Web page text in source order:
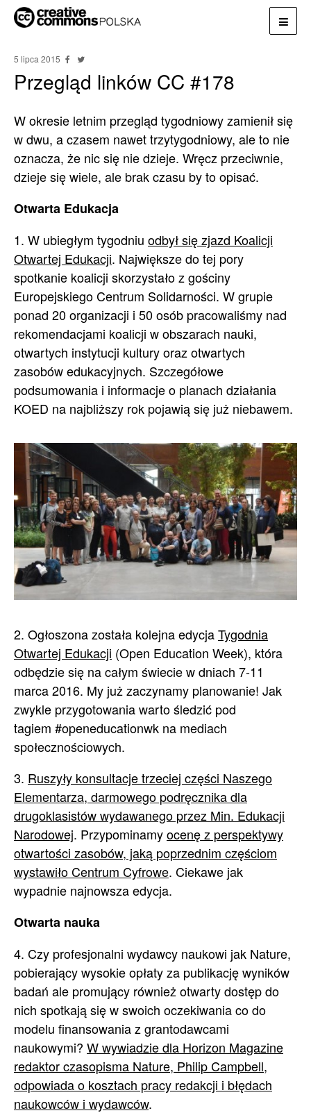
5 lipca 2015
Przegląd linków CC #178
W okresie letnim przegląd tygodniowy zamienił się
w dwu, a czasem nawet trzytygodniowy, ale to nie
oznacza, że nic się nie dzieje. Wręcz przeciwnie,
dzieje się wiele, ale brak czasu by to opisać.
Otwarta Edukacja
1. W ubiegłym tygodniu odbył się zjazd Koalicji
Otwartej Edukacji. Największe do tej pory
spotkanie koalicji skorzystało z gościny
Europejskiego Centrum Solidarności. W grupie
ponad 20 organizacji i 50 osób pracowaliśmy nad
rekomendacjami koalicji w obszarach nauki,
otwartych instytucji kultury oraz otwartych
zasobów edukacyjnych. Szczegółowe
podsumowania i informacje o planach działania
KOED na najbliższy rok pojawią się już niebawem.
2. Ogłoszona została kolejna edycjaTygodnia
Otwartej Edukacji (Open Education Week), która
odbędzie się na całym świecie w dniach 7-11
marca 2016. My już zaczynamy planowanie! Jak
zwykle przygotowania warto śledzić pod
tagiem #openeducationwk na mediach
społecznościowych.
3. Ruszyły konsultacje trzeciej części Naszego
Elementarza, darmowego podręcznika dla
drugoklasistów wydawanego przez Min. Edukacji
Narodowej. Przypominamyocenę z perspektywy
otwartości zasobów, jaką poprzednim częściom
wystawiło Centrum Cyfrowe. Ciekawe jak
wypadnie najnowsza edycja.
Otwarta nauka
4. Czy profesjonalni wydawcy naukowi jak Nature,
pobierający wysokie opłaty za publikację wyników
badań ale promujący również otwarty dostęp do
nich spotkają się w swoich oczekiwania co do
modelu finansowania z grantodawcami
naukowymi? W wywiadzie dla Horizon Magazine
redaktor czasopisma Nature, Philip Campbell,
odpowiada o kosztach pracy redakcji i błędach
naukowców i wydawców.